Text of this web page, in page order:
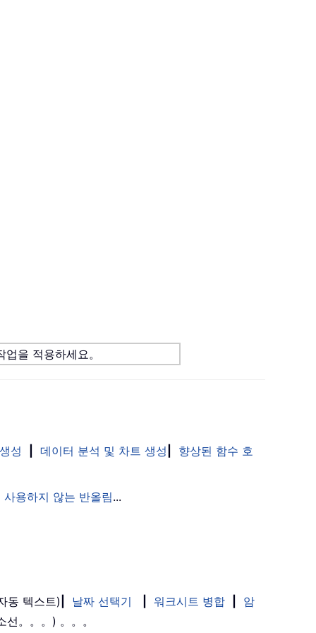
을 적용하세요。
성 데이터 분석 및 차트 생성
향상된 함수 호
사용하지 않는 반올림...
동 텍스트) 날짜 선택기 워크시트 병합
암
。。。) 。。。